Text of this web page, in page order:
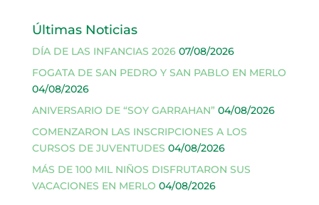
Últimas Noticias
DÍA DE LAS INFANCIAS 2026 07/08/2026
FOGATA DE SAN PEDRO Y SAN PABLO EN MERLO
04/08/2026
ANIVERSARIO DE “SOY GARRAHAN” 04/08/2026
COMENZARON LAS INSCRIPCIONES A LOS
CURSOS DE JUVENTUDES 04/08/2026
MÁS DE 100 MIL NIÑOS DISFRUTARON SUS
VACACIONES EN MERLO 04/08/2026